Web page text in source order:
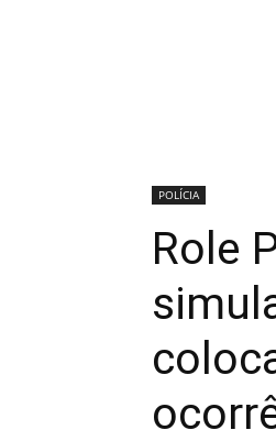
POLÍCIA
Role